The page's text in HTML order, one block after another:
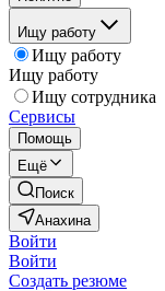
Ищу работу
Ищу работу
Ищу работу
Ищу сотрудника
Сервисы
Помощь
Ещё
Поиск
Анахина
Войти
Войти
Создать резюме